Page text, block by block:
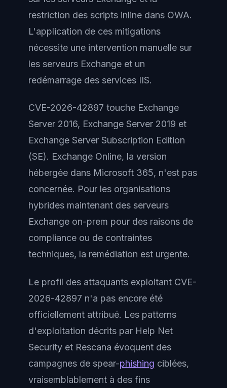
restriction des scripts inline dans OWA.
L'application de ces mitigations
nécessite une intervention manuelle sur
les serveurs Exchange et un
redémarrage des services IIS.
CVE-2026-42897 touche Exchange
Server 2016, Exchange Server 2019 et
Exchange Server Subscription Edition
(SE). Exchange Online, la version
hébergée dans Microsoft 365, n'est pas
concernée. Pour les organisations
hybrides maintenant des serveurs
Exchange on-prem pour des raisons de
compliance ou de contraintes
techniques, la remédiation est urgente.
Le profil des attaquants exploitant CVE-
2026-42897 n'a pas encore été
officiellement attribué. Les patterns
d'exploitation décrits par Help Net
Security et Rescana évoquent des
campagnes de spear-phishing ciblées,
vraisemblablement à des fins